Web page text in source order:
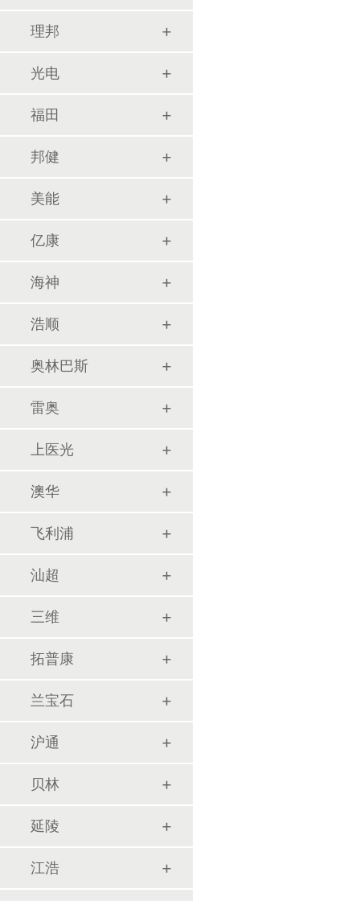
理邦
光电
福田
邦健
美能
亿康
海神
浩顺
奥林巴斯
雷奥
上医光
澳华
飞利浦
汕超
三维
拓普康
兰宝石
沪通
贝林
延陵
江浩